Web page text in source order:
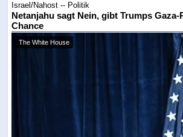
Israel/Nahost -- Politik
Netanjahu sagt Nein, gibt Trumps Gaza-
Chance
The White House